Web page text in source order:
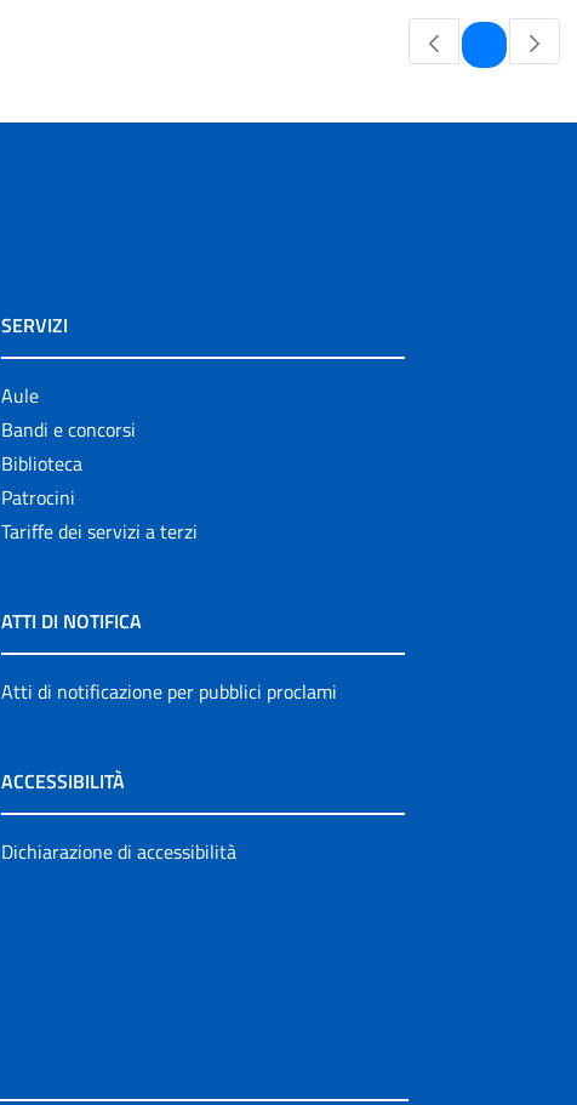
Pagina
SERVIZI
Aule
Bandi e concorsi
Biblioteca
Patrocini
Tariffe dei servizi a terzi
ATTI DI NOTIFICA
Atti di notificazione per pubblici proclami
ACCESSIBILITÀ
Dichiarazione di accessibilità